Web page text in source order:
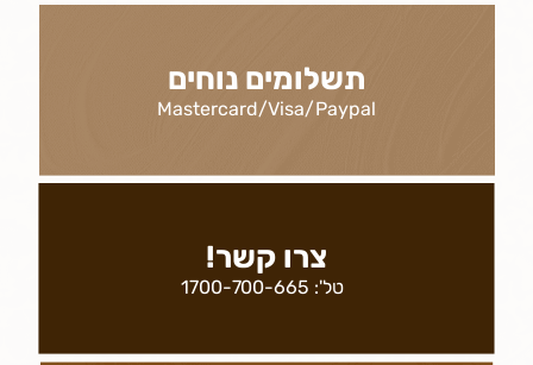
תשלומים נוחים
Mastercard/Visa/Paypal
צרו קשר!
טל': 1700-700-665